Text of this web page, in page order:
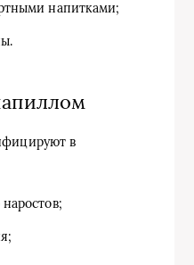
напитками;
в